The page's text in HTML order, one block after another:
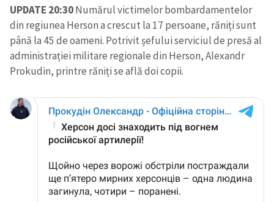
UPDATE 20:30Numărul victimelor bombardamentelor
din regiunea Herson a crescut la 17 persoane, răniți sunt
până la 45 de oameni. Potrivit șefului serviciul de presă al
administrației militare regionale din Herson, Alexandr
Prokudin, printre răniți se află doi copii.